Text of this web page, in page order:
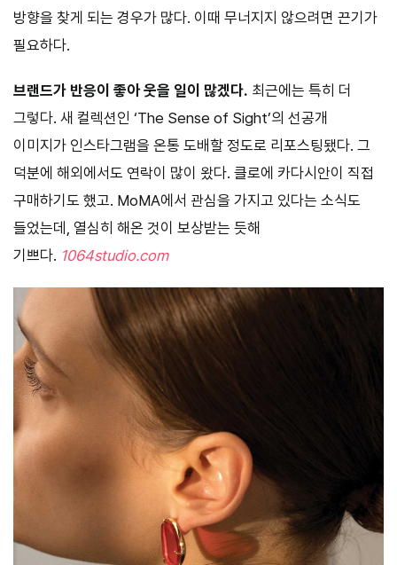
방향을 찾게 되는 경우가 많다. 이때 무너지지 않으려면 끈기가
필요하다.
브랜드가 반응이 좋아 웃을 일이 많겠다. 최근에는 특히 더
그렇다. 새 컬렉션인 ‘The Sense of Sight’의 선공개
이미지가 인스타그램을 온통 도배할 정도로 리포스팅됐다. 그
덕분에 해외에서도 연락이 많이 왔다. 클로에 카다시안이 직접
구매하기도 했고. MoMA에서 관심을 가지고 있다는 소식도
들었는데, 열심히 해온 것이 보상받는 듯해
기쁘다. 1064studio.com